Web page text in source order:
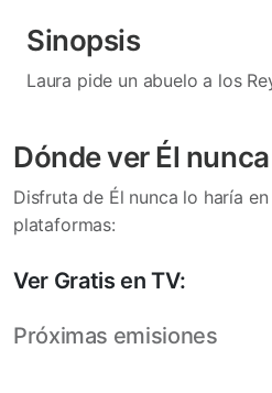
Sinopsis
Laura pide un abuelo a los
Dónde ver Él
Disfruta de Él nunca lo haría
plataformas:
Ver Gratis en TV:
Próximas emisiones